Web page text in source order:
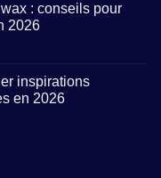
: conseils pour
2026
inspirations
en 2026